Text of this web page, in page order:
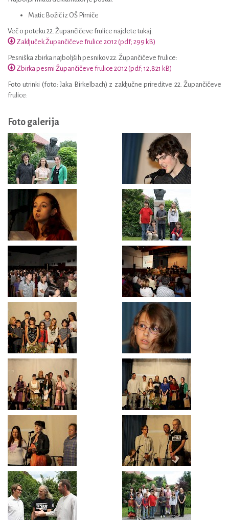
Matic Božič iz OŠ Pirniče
Več o poteku 22. Župančičeve frulice najdete tukaj:
Zaključek Župančičeve frulice 2012 (pdf; 299 kB)
Pesniška zbirka najboljših pesnikov 22. Župančičeve frulice:
Zbirka pesmi Župančičeve frulice 2012 (pdf; 12,821 kB)
Foto utrinki (foto: Jaka Birkelbach) z zaključne prireditve 22. Župančičeve
frulice:
Foto galerija